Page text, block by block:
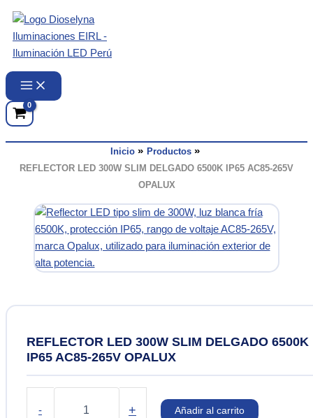
contenido
Inicio
Productos
REFLECTOR LED 300W SLIM DELGADO 6500K IP65 AC85-265V
OPALUX
REFLECTOR LED 300W SLIM DELGADO 6500K
IP65 AC85-265V OPALUX
- + Añadir al carrito